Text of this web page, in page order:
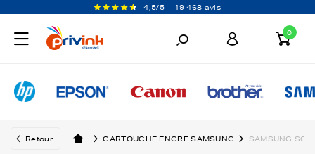
4,5/5 - 19 468 avis
0
Retour CARTOUCHE ENCRE SAMSUNG SAMSUNG SCX